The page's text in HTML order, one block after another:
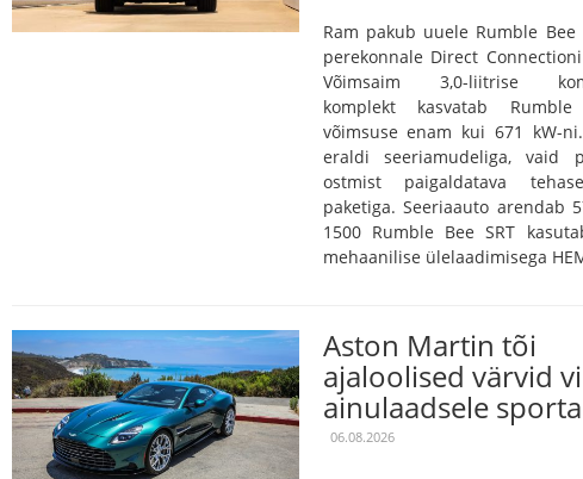
Ram pakub uuele Rumble Bee
perekonnale Direct
Võimsaim 3,0-liitrise
komplekt kasvatab
võimsuse enam kui 671 kW-
eraldi seeriamudeliga, vaid
ostmist paigaldatava
paketiga. Seeriaauto arendab
1500 Rumble Bee SRT
mehaanilise ülelaadimisega
Aston Martin tõi
ajaloolised värvid
ainulaadsele
06.08.2026